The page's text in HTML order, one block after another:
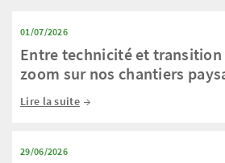
01/07/2026
Entre technicité et
zoom sur nos chantiers
Lire la suite
29/06/2026